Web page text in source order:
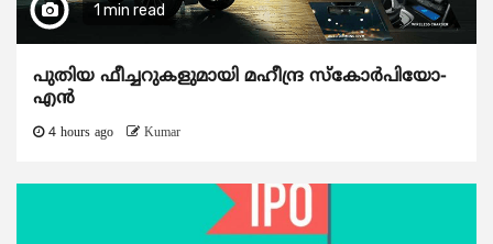
1 min read
പുതിയ ഫീച്ചറുകളുമായി മഹീന്ദ്ര സ്കോർപിയോ-
എൻ
4 hours ago Kumar